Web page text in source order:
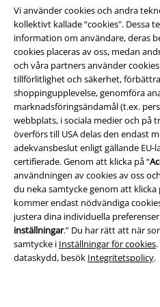
Vi använder cookies och andra
kollektivt kallade “cookies". Dessa
information om användare, deras
cookies placeras av oss, medan
och våra partners använder
tillförlitlighet och säkerhet,
shoppingupplevelse, genomföra
marknadsföringsändamål (t.ex.
webbplats, i sociala medier och på
överförs till USA delas den endast
adekvansbeslut enligt gällande
certifierade. Genom att klicka på “
användningen av cookies av oss
du neka samtycke genom att klicka
kommer endast nödvändiga
justera dina individuella
inställningar.” Du har rätt att när
samtycke i Inställningar för cookies
dataskydd, besök Integritetspolicy.
EMP-
Ladda ner EMP-appen nu
A Warner Music